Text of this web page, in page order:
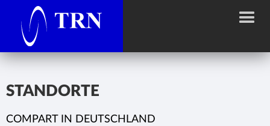
STANDORTE
COMPART IN DEUTSCHLAND